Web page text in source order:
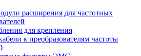
расширения для частотных
для крепления
к преобразователям частоты